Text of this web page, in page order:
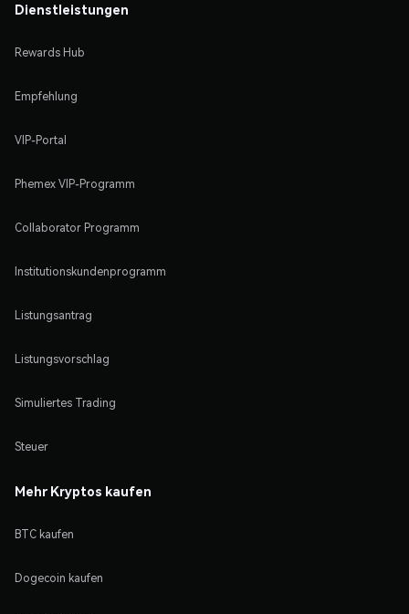
Dienstleistungen
Rewards Hub
Empfehlung
VIP-Portal
Phemex VIP-Programm
Collaborator Programm
Institutionskundenprogramm
Listungsantrag
Listungsvorschlag
Simuliertes Trading
Steuer
Mehr Kryptos kaufen
BTC kaufen
Dogecoin kaufen